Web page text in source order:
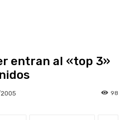
entran al «top 3»
98